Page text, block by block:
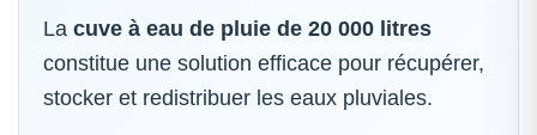
La cuve à eau de pluie de 20 000 litres
constitue une solution efficace pour récupérer,
stocker et redistribuer les eaux pluviales.